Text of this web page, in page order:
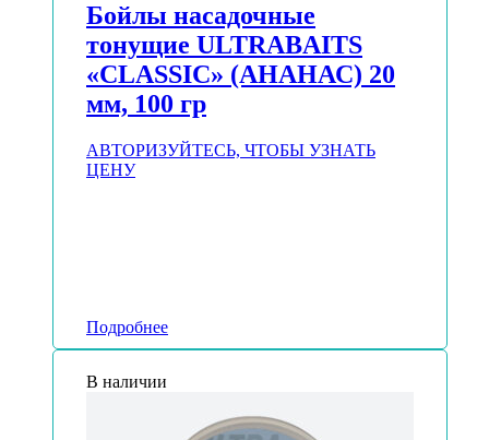
Бойлы насадочные
тонущие ULTRABAITS
«CLASSIC» (АНАНАС) 20
мм, 100 гр
АВТОРИЗУЙТЕСЬ, ЧТОБЫ УЗНАТЬ
ЦЕНУ
Подробнее
В наличии